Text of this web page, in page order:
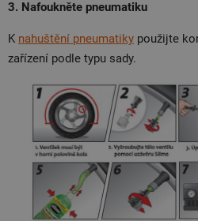
3. Nafoukněte pneumatiku
K nahuštění pneumatiky použijte
zařízení podle typu sady.